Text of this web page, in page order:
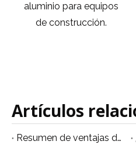
aluminio con torre de
aluminio
Artículos
Resumen de ventajas del andamio móvil de aluminio